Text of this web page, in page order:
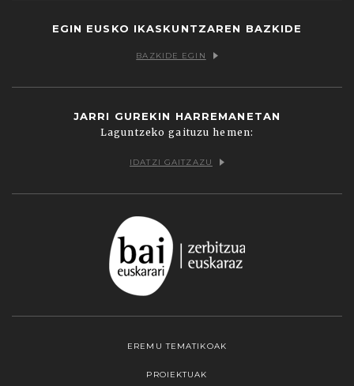
EGIN EUSKO IKASKUNTZAREN BAZKIDE
BAZKIDE EGIN
JARRI GUREKIN HARREMANETAN
Laguntzeko gaituzu hemen:
IDATZI GAITZAZU
EREMU TEMATIKOAK
PROIEKTUAK